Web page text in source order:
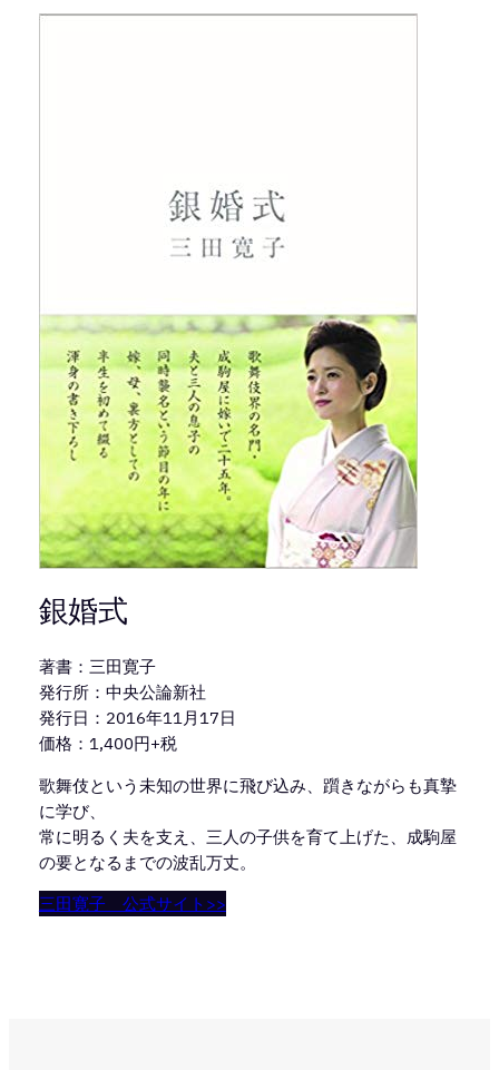
銀婚式
著書：三田寛子
発行所：中央公論新社
発行日：2016年11月17日
価格：1,400円+税
歌舞伎という未知の世界に飛び込み、躓きながらも真摯
に学び、
常に明るく夫を支え、三人の子供を育て上げた、成駒屋
の要となるまでの波乱万丈。
三田寛子 公式サイト>>